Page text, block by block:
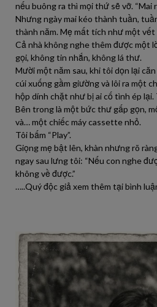
nếu buông ra thì mọi thứ sẽ vỡ. “Mai
Nhưng ngày mai kéo thành tuần,
thành năm. Mẹ mất tích như một vết
Cả nhà không nghe thêm được một
gọi, không tin nhắn, không lá thư.
Mười một năm sau, khi tôi dọn lại
cúi xuống gầm giường và lôi ra một
hộp dính chặt như bị ai cố tình ép lại.
Bên trong là một bức thư gấp gọn,
và… một chiếc máy cassette nhỏ.
Tôi bấm “Play”.
Giọng mẹ bật lên, khàn nhưng rõ
ngay sau lưng tôi: “Nếu con nghe
không về được.”
…..Quý độc giả xem thêm tại bình